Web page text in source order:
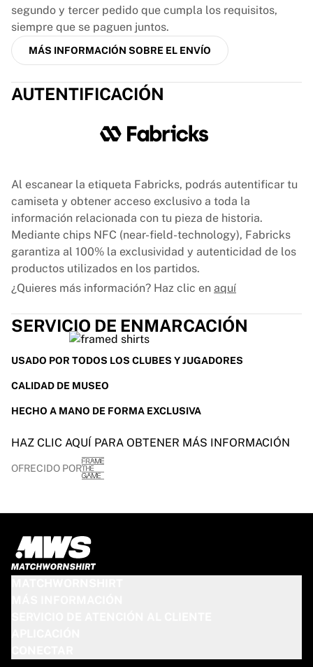
segundo y tercer pedido que cumpla los requisitos,
siempre que se paguen juntos.
MÁS INFORMACIÓN SOBRE EL ENVÍO
AUTENTIFICACIÓN
Al escanear la etiqueta Fabricks, podrás autentificar tu
camiseta y obtener acceso exclusivo a toda la
información relacionada con tu pieza de historia.
Mediante chips NFC (near-field-technology), Fabricks
garantiza al 100% la exclusividad y autenticidad de los
productos utilizados en los partidos.
¿Quieres más información? Haz clic en aquí
SERVICIO DE ENMARCACIÓN
USADO POR TODOS LOS CLUBES Y JUGADORES
CALIDAD DE MUSEO
HECHO A MANO DE FORMA EXCLUSIVA
HAZ CLIC AQUÍ PARA OBTENER MÁS INFORMACIÓN
OFRECIDO POR